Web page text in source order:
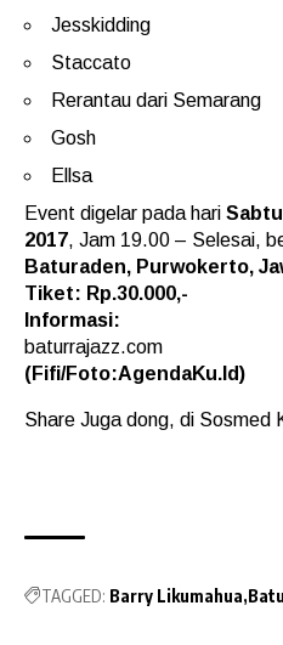
Jesskidding
Staccato
Rerantau dari Semarang
Gosh
Ellsa
Event digelar pada hari Sabtu
2017, Jam 19.00 – Selesai,
Baturaden, Purwokerto,
Tiket: Rp.30.000,-
Informasi:
baturrajazz.com
(Fifi/Foto:AgendaKu.Id)
Share Juga dong, di Sosmed
TAGGED: Barry Likumahua